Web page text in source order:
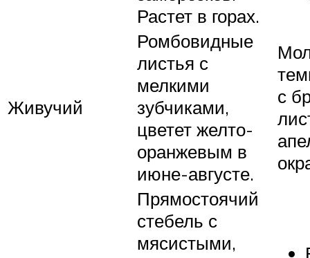
Растет в горах.
Живучий
Ромбовидные
листья с
мелкими
зубчиками,
цветет желто-
оранжевым в
июне-августе.
с
Прямостоячий
стебель с
мясистыми,